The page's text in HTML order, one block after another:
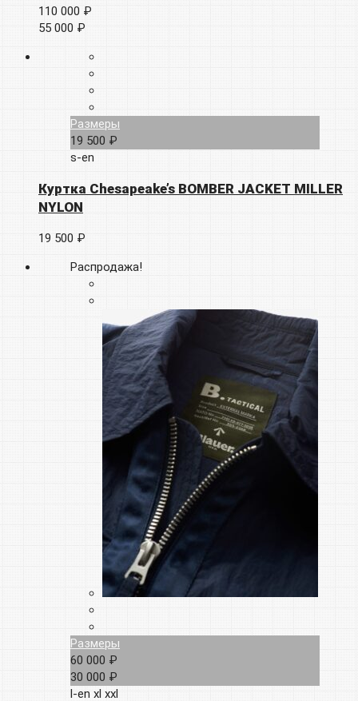
110 000 ₽
55 000 ₽
Размеры
19 500 ₽
s-en
Куртка Chesapeake’s BOMBER JACKET MILLER
NYLON
19 500 ₽
Распродажа!
Размеры
60 000 ₽
30 000 ₽
l-en xl xxl